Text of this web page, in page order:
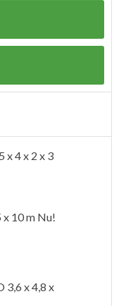
x 4 x 2 x 3
10 m Nu!
3,6 x 4,8 x